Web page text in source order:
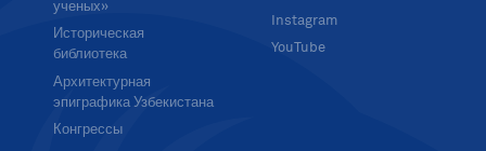
ученых»
Историческая
библиотека
Архитектурная
эпиграфика Узбекистана
Конгрессы
Instagram
YouTube